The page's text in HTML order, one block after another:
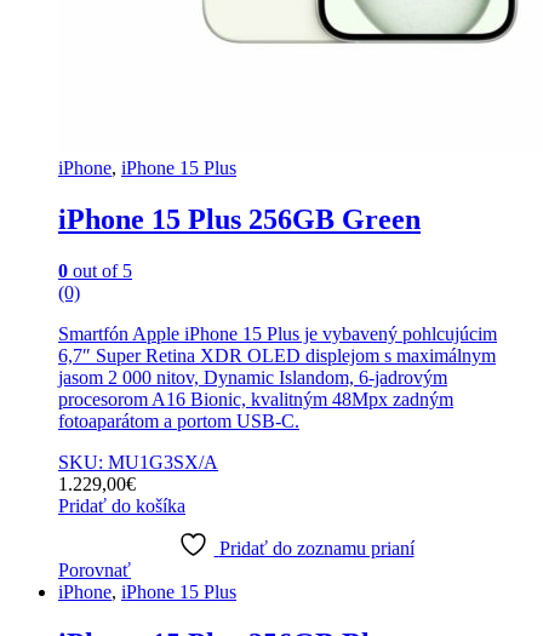
iPhone, iPhone 15 Plus
iPhone 15 Plus 256GB Green
0 out of 5
(0)
Smartfón Apple iPhone 15 Plus je vybavený pohlcujúcim
6,7″ Super Retina XDR OLED displejom s maximálnym
jasom 2 000 nitov, Dynamic Islandom, 6-jadrovým
procesorom A16 Bionic, kvalitným 48Mpx zadným
fotoaparátom a portom USB-C.
SKU: MU1G3SX/A
1.229,00€
Pridať do košíka
Pridať do zoznamu prianí
Porovnať
iPhone, iPhone 15 Plus